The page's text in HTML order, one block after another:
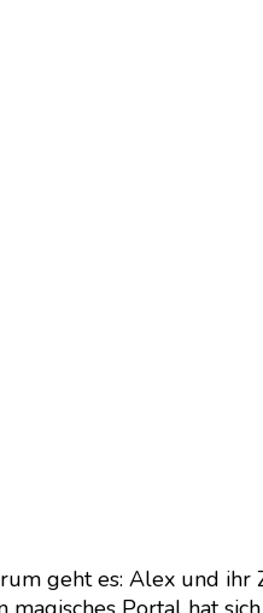
geht es: Alex und